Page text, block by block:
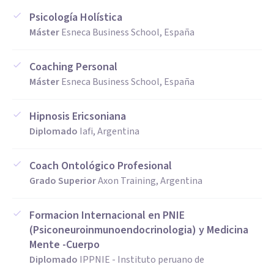
Psicología Holística
MásterEsneca Business School, España
Coaching Personal
MásterEsneca Business School, España
Hipnosis Ericsoniana
Diplomado Iafi, Argentina
Coach Ontológico Profesional
Grado SuperiorAxon Training, Argentina
Formacion Internacional en PNIE
(Psiconeuroinmunoendocrinologia) y Medicina
Mente -Cuerpo
Diplomado IPPNIE - Instituto peruano de